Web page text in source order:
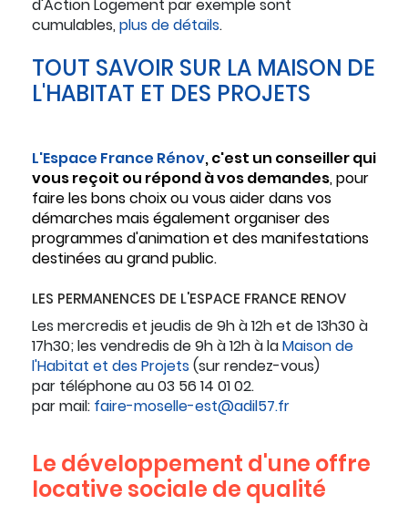
d'Action Logement par exemple sont
cumulables, plus de détails.
TOUT SAVOIR SUR LA MAISON DE
L'HABITAT ET DES PROJETS
L'Espace France Rénov, c'est un conseiller qui
vous reçoit ou répond à vos demandes, pour
faire les bons choix ou vous aider dans vos
démarches mais également organiser des
programmes d'animation et des manifestations
destinées au grand public.
LES PERMANENCES DE L'ESPACE FRANCE RENOV
Les mercredis et jeudis de 9h à 12h et de 13h30 à
17h30; les vendredis de 9h à 12h à laMaison de
l'Habitat et des Projets(sur rendez-vous)
par téléphone au 03 56 14 01 02.
par mail: faire-moselle-est@adil57.fr
Le développement d'une offre
locative sociale de qualité